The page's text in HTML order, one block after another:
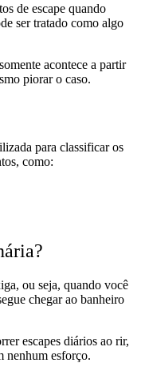
de escape quando
ser tratado como algo
acontece a partir
piorar o caso.
para classificar os
como:
ou seja, quando você
chegar ao banheiro
escapes diários ao rir,
nenhum esforço.